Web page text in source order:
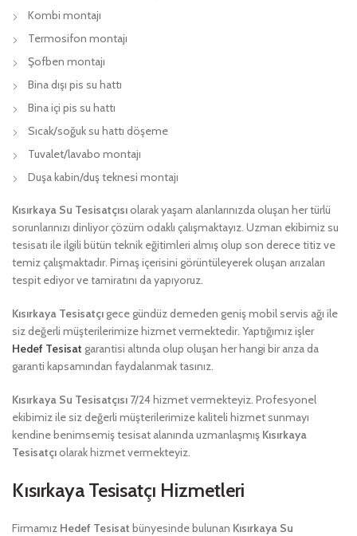
Kombi montajı
Termosifon montajı
Şofben montajı
Bina dışı pis su hattı
Bina içi pis su hattı
Sıcak/soğuk su hattı döşeme
Tuvalet/lavabo montajı
Duşa kabin/duş teknesi montajı
Kısırkaya Su Tesisatçısıolarak yaşam alanlarınızda oluşan her türlü
sorunlarınızı dinliyor çözüm odaklı çalışmaktayız. Uzman ekibimiz su
tesisatı ile ilgili bütün teknik eğitimleri almış olup son derece titiz ve
temiz çalışmaktadır. Pimaş içerisini görüntüleyerek oluşan arızaları
tespit ediyor ve tamiratını da yapıyoruz.
Kısırkaya Tesisatçıgece gündüz demeden geniş mobil servis ağı ile
siz değerli müşterilerimize hizmet vermektedir. Yaptığımız işler
Hedef Tesisat garantisi altında olup oluşan her hangi bir arıza da
garanti kapsamından faydalanmak tasınız.
Kısırkaya Su Tesisatçısı 7/24 hizmet vermekteyiz. Profesyonel
ekibimiz ile siz değerli müşterilerimize kaliteli hizmet sunmayı
kendine benimsemiş tesisat alanında uzmanlaşmış Kısırkaya
Tesisatçıolarak hizmet vermekteyiz.
Kısırkaya Tesisatçı Hizmetleri
Firmamız Hedef Tesisat bünyesinde bulunan Kısırkaya Su